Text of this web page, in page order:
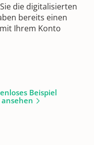
die digitalisierten
bereits einen
Ihrem Konto
Beispiel
ansehen